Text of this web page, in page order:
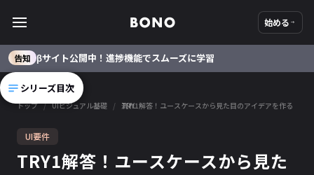
始める
告知 βサイト公開中！進捗機能でスムーズに学習
シリーズ目次
トップ / UIビジュアル基礎 / TRY1解答！ユースケースから見た目のアイデアを作る流れ
UI要件
TRY1解答！ユースケースから見た